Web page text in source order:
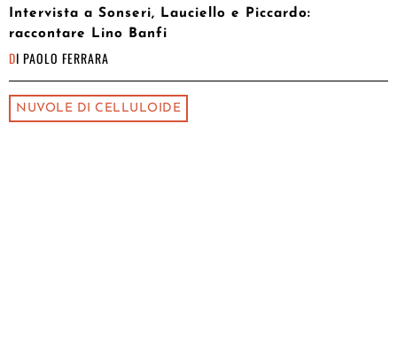
Intervista a Sonseri, Lauciello e Piccardo:
raccontare Lino Banfi
DI PAOLO FERRARA
NUVOLE DI CELLULOIDE